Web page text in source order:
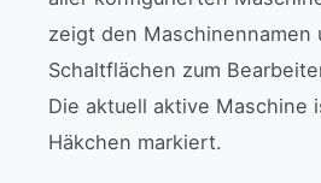
zeigt den Maschinennamen
Schaltflächen zum
Die aktuell aktive Maschine
Häkchen markiert.